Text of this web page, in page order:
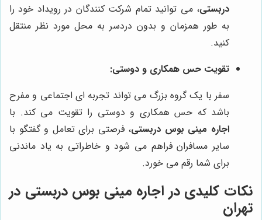
دربستی، می توانید تمام شرکت کنندگان در رویداد خود را
به طور همزمان و بدون دردسر به محل مورد نظر منتقل
کنید.
تقویت حس همکاری و دوستی:
سفر با یک گروه بزرگ می تواند تجربه ای اجتماعی و مفرح
باشد که حس همکاری و دوستی را تقویت می کند. با
اجاره مینی بوس دربستی، فرصتی برای تعامل و گفتگو با
سایر مسافران فراهم می شود و خاطراتی به یاد ماندنی
برای شما رقم می خورد.
نکات کلیدی در اجاره مینی بوس دربستی در
تهران